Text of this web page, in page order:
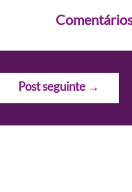
Post seguinte →